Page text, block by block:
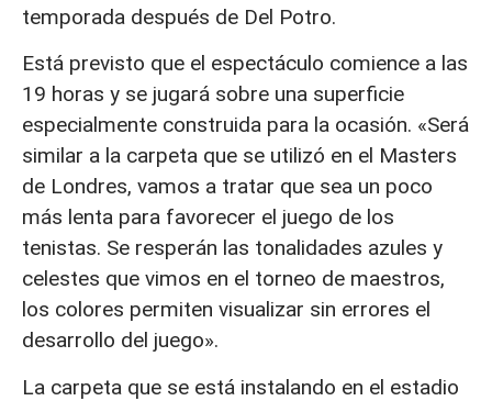
temporada después de Del Potro.
Está previsto que el espectáculo comience a las
19 horas y se jugará sobre una superficie
especialmente construida para la ocasión. «Será
similar a la carpeta que se utilizó en el Masters
de Londres, vamos a tratar que sea un poco
más lenta para favorecer el juego de los
tenistas. Se resperán las tonalidades azules y
celestes que vimos en el torneo de maestros,
los colores permiten visualizar sin errores el
desarrollo del juego».
La carpeta que se está instalando en el estadio